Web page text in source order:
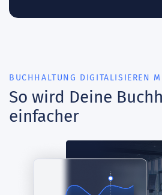
BUCHHALTUNG DIGITALISIEREN
So wird Deine
einfacher